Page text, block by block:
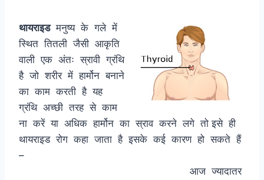
थायराइडमनुष्य के गले में
स्थित तितली जैसी आकृति
वाली एक अंतः स्रावी ग्रंथि
है जो शरीर में हार्मोन बनाने
का काम करती है यह
ग्रंथि अच्छी तरह से काम
ना करें या अधिक हार्मोन का स्राव करने लगे तो इसे ही
थायराइड रोग कहा जाता है इसके कई कारण हो सकते हैं
–
आज ज्यादातर